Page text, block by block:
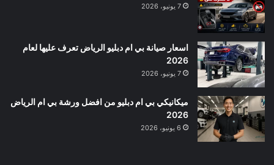
7 يونيو، 2026
اسعار صيانة بي ام دبليو الرياض تعرف عليها لعام
2026
7 يونيو، 2026
ميكانيكي بي ام دبليو من افضل ورشة بي ام الرياض
2026
6 يونيو، 2026